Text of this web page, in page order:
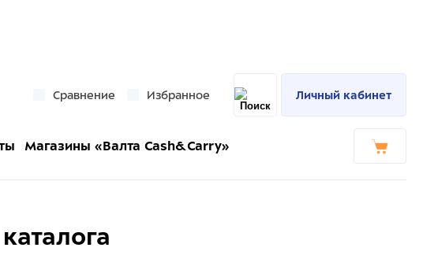
Сравнение Избранное Личный кабинет
Магазины «Валта Cash&Carry»